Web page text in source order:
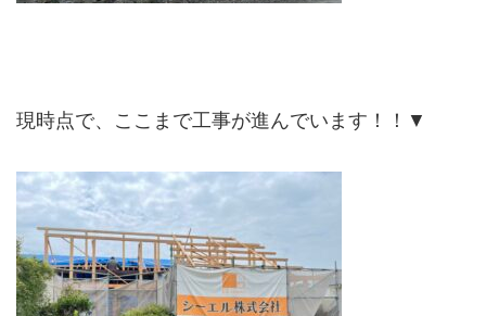
現時点で、ここまで工事が進んでいます！！▼